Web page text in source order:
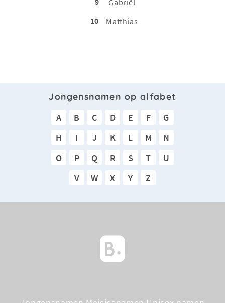
10
Matthias
Jongensnamen op alfabet
A B C D E F
G
H
I J K L M
N
O
P Q R S T
U
V
W X Y Z